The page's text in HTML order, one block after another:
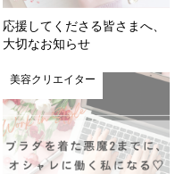
応援してくださる皆さまへ、
大切なお知らせ
美容クリエイター